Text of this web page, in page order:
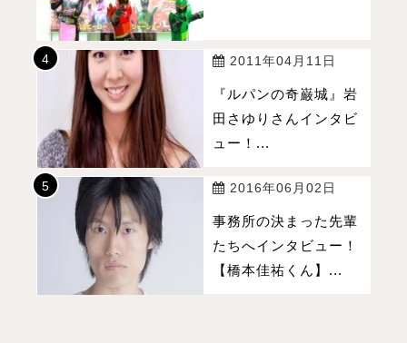
2011年04月11日
『ルパンの奇巌城』岩
田さゆりさんインタビ
ュー！...
2016年06月02日
事務所の決まった先輩
たちへインタビュー！
【橋本佳祐くん】...